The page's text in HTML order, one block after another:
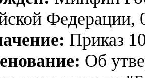
Федерации,
Приказ
Об